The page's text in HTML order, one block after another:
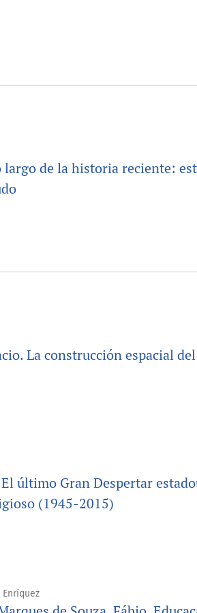
de la historia reciente:
La construcción espacial
último Gran Despertar
(1945-2015)